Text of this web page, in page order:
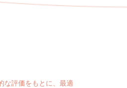
な評価をもとに、最適